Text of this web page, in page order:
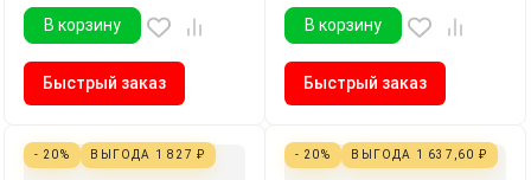
В корзину
Быстрый заказ
В корзину
Быстрый заказ
- 20% ВЫГОДА 1 827 ₽ - 20% ВЫГОДА 1 637,60 ₽